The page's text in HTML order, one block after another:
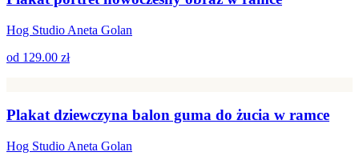
Hog Studio Aneta Golan
od 129.00 zł
Plakat dziewczyna balon guma do żucia w ramce
Hog Studio Aneta Golan